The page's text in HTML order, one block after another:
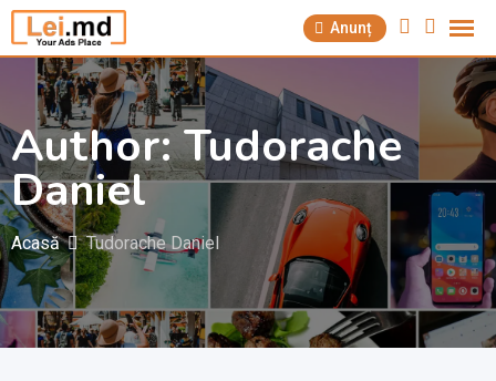
Săriți
la
conținut
Anunț
Author: Tudorache
Daniel
Acasă Tudorache Daniel